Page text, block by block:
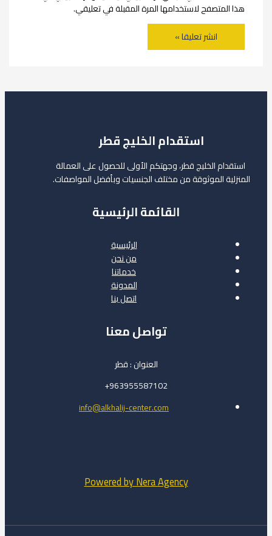
هذا المتصفح لاستخدامها المرة المقبلة في تعليقي.
استقدام الخليج قطر
استقدام الخليج قطر، وجهتكم الأولى للحصول على العمالة
المنزلية الموثوقة من مختلف الجنسيات وبأفضل المواصفات.
القائمة الرئيسية
الرئيسية
من نحن
خدماتنا
المدونة
اتصل بنا
تواصل معنا
العنوان : قطر
963955587102+
info@alkhalij-center.com
Powered by Nera Agency